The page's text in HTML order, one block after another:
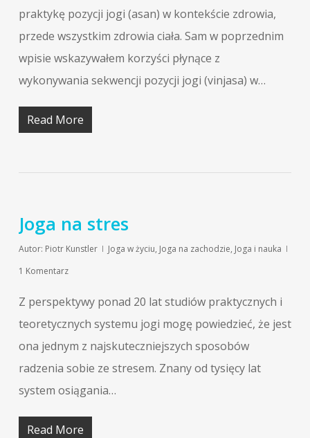
praktykę pozycji jogi (asan) w kontekście zdrowia,
przede wszystkim zdrowia ciała. Sam w poprzednim
wpisie wskazywałem korzyści płynące z
wykonywania sekwencji pozycji jogi (vinjasa) w…
Read More
Joga na stres
Autor: Piotr Kunstler Joga w życiu, Joga na zachodzie, Joga i nauka
1 Komentarz
Z perspektywy ponad 20 lat studiów praktycznych i
teoretycznych systemu jogi mogę powiedzieć, że jest
ona jednym z najskuteczniejszych sposobów
radzenia sobie ze stresem. Znany od tysięcy lat
system osiągania…
Read More